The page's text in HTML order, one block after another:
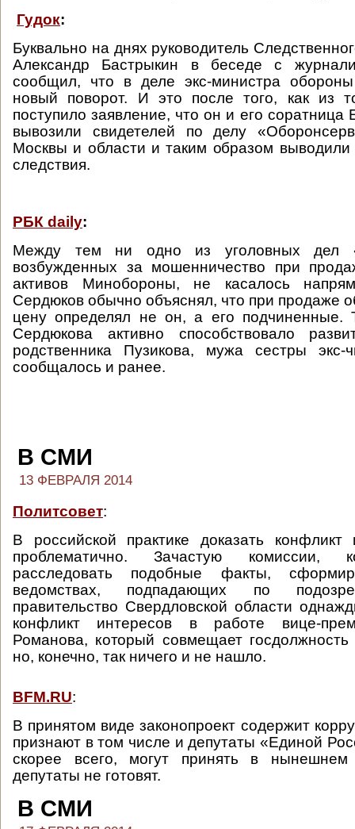
Гудок:
Буквально на днях руководитель
Александр Бастрыкин в беседе с
сообщил, что в деле экс-министра
новый поворот. И это после того, как из
поступило заявление, что он и его соратница
вывозили свидетелей по делу
Москвы и области и таким образом выводили
следствия.
РБК daily:
Между тем ни одно из уголовных дел
возбужденных за мошенничество при
активов Минобороны, не касалось
Сердюков обычно объяснял, что при продаже
цену определял не он, а его подчиненные.
Сердюкова активно способствовало
родственника Пузикова, мужа сестры экс-
сообщалось и ранее.
В СМИ
13 ФЕВРАЛЯ 2014
Политсовет:
В российской практике доказать конфликт
проблематично. Зачастую комиссии,
расследовать подобные факты,
ведомствах, подпадающих по
правительство Свердловской области
конфликт интересов в работе вице-
Романова, который совмещает
но, конечно, так ничего и не нашло.
BFM.RU:
В принятом виде законопроект содержит
признают в том числе и депутаты «Единой
скорее всего, могут принять в
депутаты не готовят.
В СМИ